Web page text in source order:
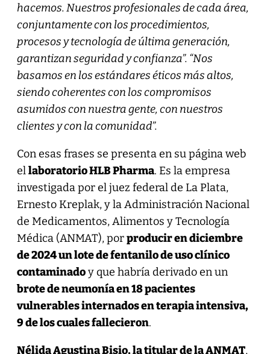
hacemos. Nuestros profesionales de cada área,
conjuntamente con los procedimientos,
procesos y tecnología de última generación,
garantizan seguridad y confianza”. “Nos
basamos en los estándares éticos más altos,
siendo coherentes con los compromisos
asumidos con nuestra gente, con nuestros
clientes y con la comunidad”.
Con esas frases se presenta en su página web
ellaboratorio HLB Pharma. Es la empresa
investigada por el juez federal de La Plata,
Ernesto Kreplak, y la Administración Nacional
de Medicamentos, Alimentos y Tecnología
Médica (ANMAT), porproducir en diciembre
de 2024 un lote de fentanilo de uso clínico
contaminadoy que habría derivado en un
brote de neumonía en 18 pacientes
vulnerables internados en terapia intensiva,
9 de los cuales fallecieron.
Nélida Agustina Bisio, la titular de la ANMAT,